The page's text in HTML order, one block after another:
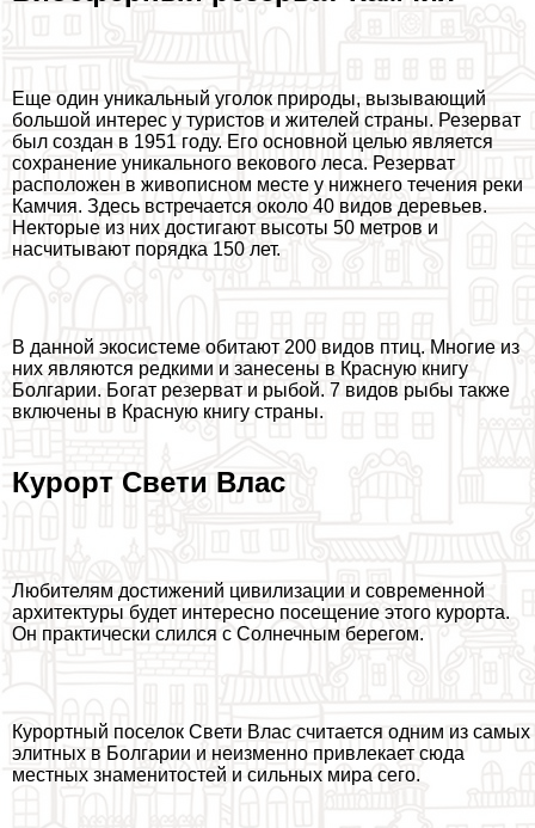
Еще один уникальный уголок природы, вызывающий
большой интерес у туристов и жителей страны. Резерват
был создан в 1951 году. Его основной целью является
сохранение уникального векового леса. Резерват
расположен в живописном месте у нижнего течения реки
Камчия. Здесь встречается около 40 видов деревьев.
Некторые из них достигают высоты 50 метров и
насчитывают порядка 150 лет.
В данной экосистеме обитают 200 видов птиц. Многие из
них являются редкими и занесены в Красную книгу
Болгарии. Богат резерват и рыбой. 7 видов рыбы также
включены в Красную книгу страны.
Курорт Свети Влас
Любителям достижений цивилизации и современной
архитектуры будет интересно посещение этого курорта.
Он пpaктически слился с Солнечным берегом.
Курортный поселок Свети Влас считается одним из самых
элитных в Болгарии и неизменно привлекает сюда
местных знаменитостей и сильных мира сего.